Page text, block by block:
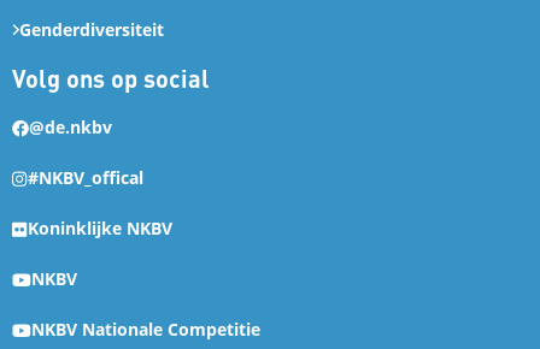
Genderdiversiteit
Volg ons op social
@de.nkbv
#NKBV_offical
Koninklijke NKBV
NKBV
NKBV Nationale Competitie